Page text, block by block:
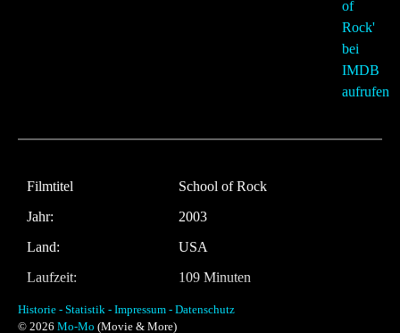
Filmtitel
School of Rock
Jahr:
2003
Land:
USA
Laufzeit:
109 Minuten
Regie
Richard Linklater
Historie - Statistik - Impressum - Datenschutz
© 2026 Mo-Mo (Movie & More)